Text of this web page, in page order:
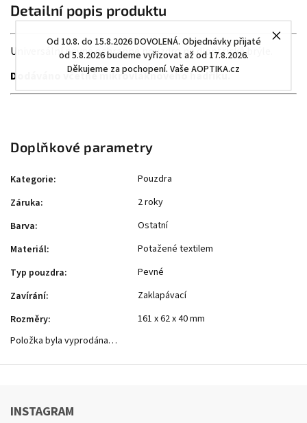
Od 10.8. do 15.8.2026 DOVOLENÁ. Objednávky přijaté
od 5.8.2026 budeme vyřizovat až od 17.8.2026.
Děkujeme za pochopení. Vaše AOPTIKA.cz
Detailní popis produktu
Universální pevné ochranné pouzdro na dioptrické brýle.
Dodáváno včetně mikrovláknového hadříku.
Doplňkové parametry
Kategorie:
Pouzdra
Záruka:
2 roky
Barva:
Ostatní
Materiál:
Potažené textilem
Typ pouzdra:
Pevné
Zavírání:
Zaklapávací
Rozměry:
161 x 62 x 40 mm
Položka byla vyprodána…
INSTAGRAM